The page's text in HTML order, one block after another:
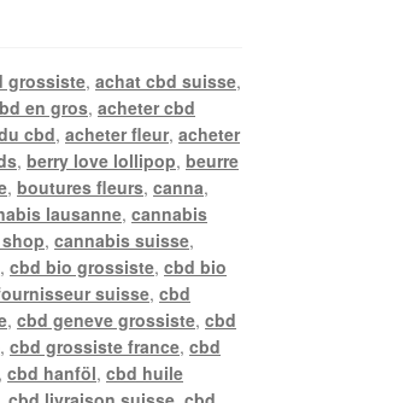
grossiste,achat cbd suisse,
en gros,acheter cbd
cbd,acheter fleur,acheter
,berry love lollipop,beurre
,boutures fleurs,canna,
lausanne,cannabis
,cannabis suisse,
,cbd bio grossiste,cbd bio
suisse,cbd
,cbd geneve grossiste,cbd
,cbd grossiste france,cbd
,cbd hanföl,cbd huile